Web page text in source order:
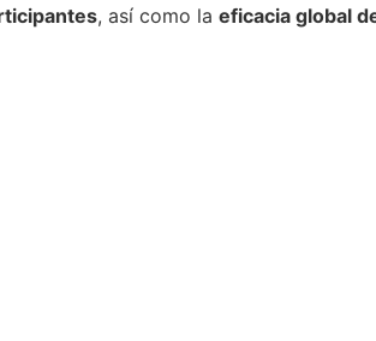
, así como la eficacia global